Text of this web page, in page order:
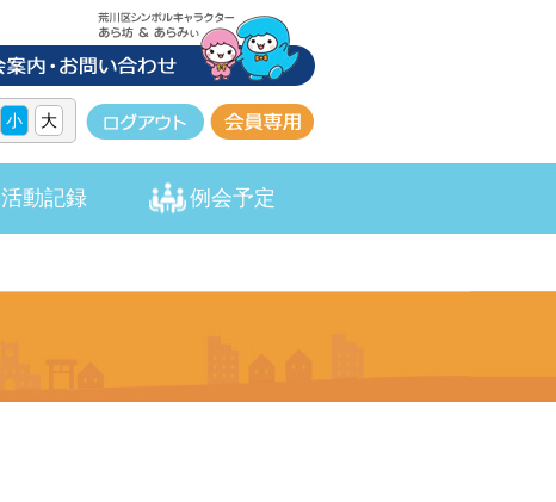
小 大
活動記録 例会予定